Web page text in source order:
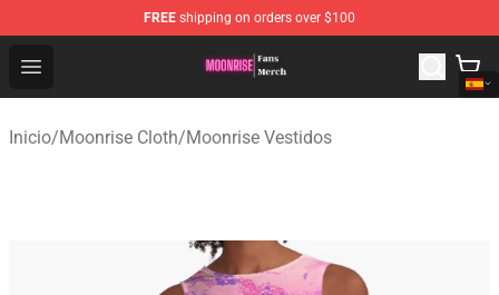
FREE shipping on orders over $100
Open menu
Moonrise Store - Official Moonrise Merchandise Shop
Inicio/Moonrise Cloth/Moonrise Vestidos